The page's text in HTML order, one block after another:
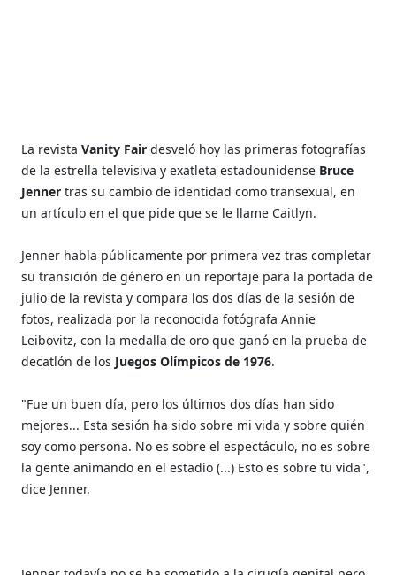
La revistaVanity Fair desveló hoy las primeras fotografías
de la estrella televisiva y exatleta estadounidense Bruce
Jenner tras su cambio de identidad como transexual, en
un artículo en el que pide que se le llame Caitlyn.
Jenner habla públicamente por primera vez tras completar
su transición de género en un reportaje para la portada de
julio de la revista y compara los dos días de la sesión de
fotos, realizada por la reconocida fotógrafa Annie
Leibovitz, con la medalla de oro que ganó en la prueba de
decatlón de los Juegos Olímpicos de 1976.
"Fue un buen día, pero los últimos dos días han sido
mejores... Esta sesión ha sido sobre mi vida y sobre quién
soy como persona. No es sobre el espectáculo, no es sobre
la gente animando en el estadio (...) Esto es sobre tu vida",
dice Jenner.